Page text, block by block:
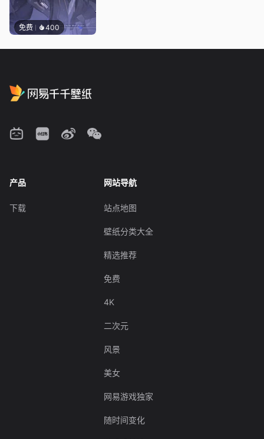
免费 400
产品
下载
网站导航
站点地图
壁纸分类大全
精选推荐
免费
4K
二次元
风景
美女
网易游戏独家
随时间变化